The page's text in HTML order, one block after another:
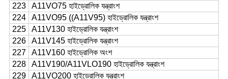
223
A11VO75 হাইড্রোলিক যন্ত্রাংশ
224
A11VO95 ((A11V95) হাইড্রোলিক যন্ত্রাংশ
225
A11V130 হাইড্রোলিক যন্ত্রাংশ
226
A11V145 হাইড্রোলিক যন্ত্রাংশ
227
A11V160 হাইড্রোলিক অংশ
228
A11V190/A11VLO190 হাইড্রোলিক যন্ত্রাংশ
229
A11VO200 হাইড্রোলিক যন্ত্রাংশ